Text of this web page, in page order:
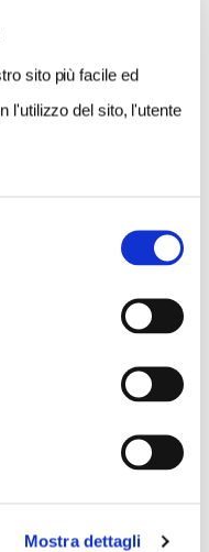
sito più facile ed
l'utilizzo del sito, l'utente
Mostra dettagli